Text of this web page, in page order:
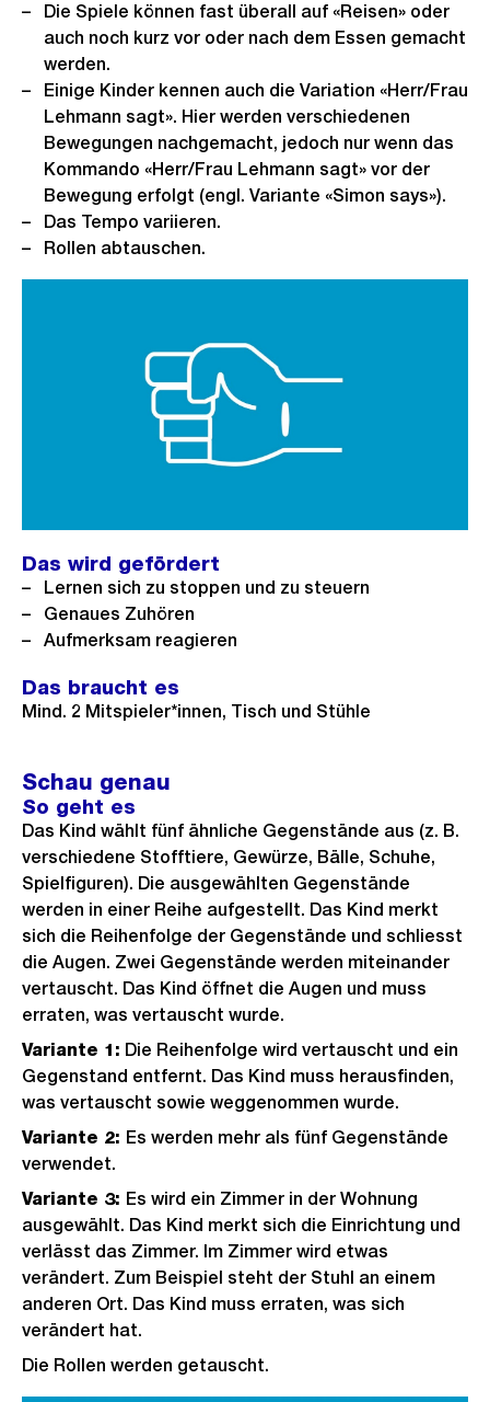
Die Spiele können fast überall auf «Reisen» oder
auch noch kurz vor oder nach dem Essen gemacht
werden.
Einige Kinder kennen auch die Variation «Herr/Frau
Lehmann sagt». Hier werden verschiedenen
Bewegungen nachgemacht, jedoch nur wenn das
Kommando «Herr/Frau Lehmann sagt» vor der
Bewegung erfolgt (engl. Variante «Simon says»).
Das Tempo variieren.
Rollen abtauschen.
Das wird gefördert
Lernen sich zu stoppen und zu steuern
Genaues Zuhören
Aufmerksam reagieren
Das braucht es
Mind. 2 Mitspieler*innen, Tisch und Stühle
Schau genau
So geht es
Das Kind wählt fünf ähnliche Gegenstände aus (z. B.
verschiedene Stofftiere, Gewürze, Bälle, Schuhe,
Spielfiguren). Die ausgewählten Gegenstände
werden in einer Reihe aufgestellt. Das Kind merkt
sich die Reihenfolge der Gegenstände und schliesst
die Augen. Zwei Gegenstände werden miteinander
vertauscht. Das Kind öffnet die Augen und muss
erraten, was vertauscht wurde.
Variante 1: Die Reihenfolge wird vertauscht und ein
Gegenstand entfernt. Das Kind muss herausfinden,
was vertauscht sowie weggenommen wurde.
Variante 2: Es werden mehr als fünf Gegenstände
verwendet.
Variante 3: Es wird ein Zimmer in der Wohnung
ausgewählt. Das Kind merkt sich die Einrichtung und
verlässt das Zimmer. Im Zimmer wird etwas
verändert. Zum Beispiel steht der Stuhl an einem
anderen Ort. Das Kind muss erraten, was sich
verändert hat.
Die Rollen werden getauscht.